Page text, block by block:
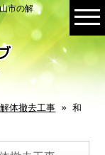
市の解
解体撤去工事 » 和